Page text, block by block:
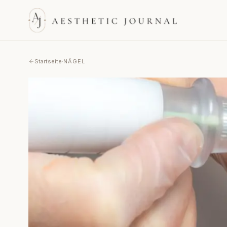
Startseite·NÄGEL